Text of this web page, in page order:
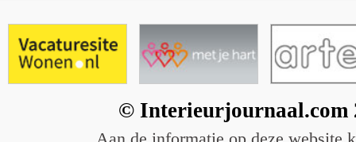
© Interieurjournaal.com
Aan de informatie op deze website